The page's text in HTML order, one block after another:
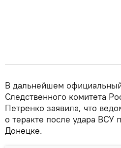
В дальнейшем
Следственного комитета
Петренко заявила, что
о теракте после удара ВСУ
Донецке.